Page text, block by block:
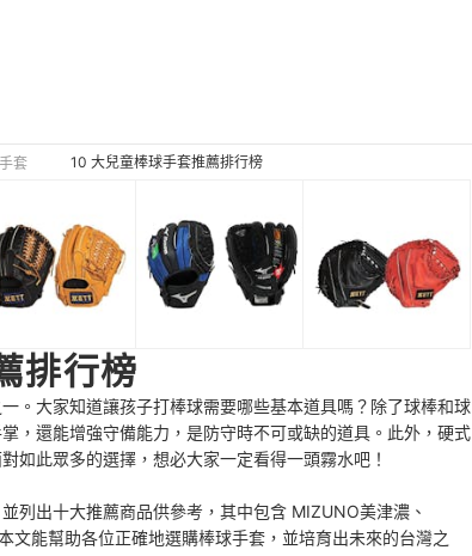
套 10 大兒童棒球手套推薦排行榜
排行榜
。大家知道讓孩子打棒球需要哪些基本道具嗎？除了球棒和球
，還能增強守備能力，是防守時不可或缺的道具。此外，硬式
如此眾多的選擇，想必大家一定看得一頭霧水吧！
列出十大推薦商品供參考，其中包含 MIZUNO美津濃、
文能幫助各位正確地選購棒球手套，並培育出未來的台灣之